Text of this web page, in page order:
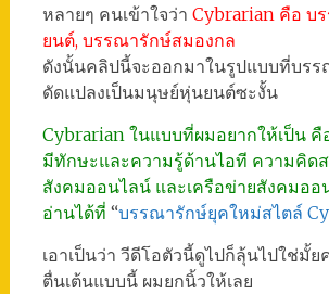
หลายๆ คนเข้าใจว่า Cybrarian คือ บ
ยนต์, บรรณารักษ์สมองกล
ดังนั้นคลิปนี้จะออกมาในรูปแบบที่บร
ดัดแปลงเป็นมนุษย์หุ่นยนต์ซะงั้น
Cybrarian ในแบบที่ผมอยากให้เป็น
มีทักษะและความรู้ด้านไอที ความคิด
สังคมออนไลน์ และเครือข่ายสังคมออ
อ่านได้ที่ “บรรณารักษ์ยุคใหม่สไตล์
เอาเป็นว่า วีดีโอตัวนี้ดูไปก็ลุ้นไปใช่มั้
ตื่นเต้นแบบนี้ ผมยกนิ้วให้เลย